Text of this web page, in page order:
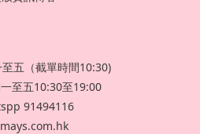
五（截單時間10:30)
至五10:30至19:00
91494116